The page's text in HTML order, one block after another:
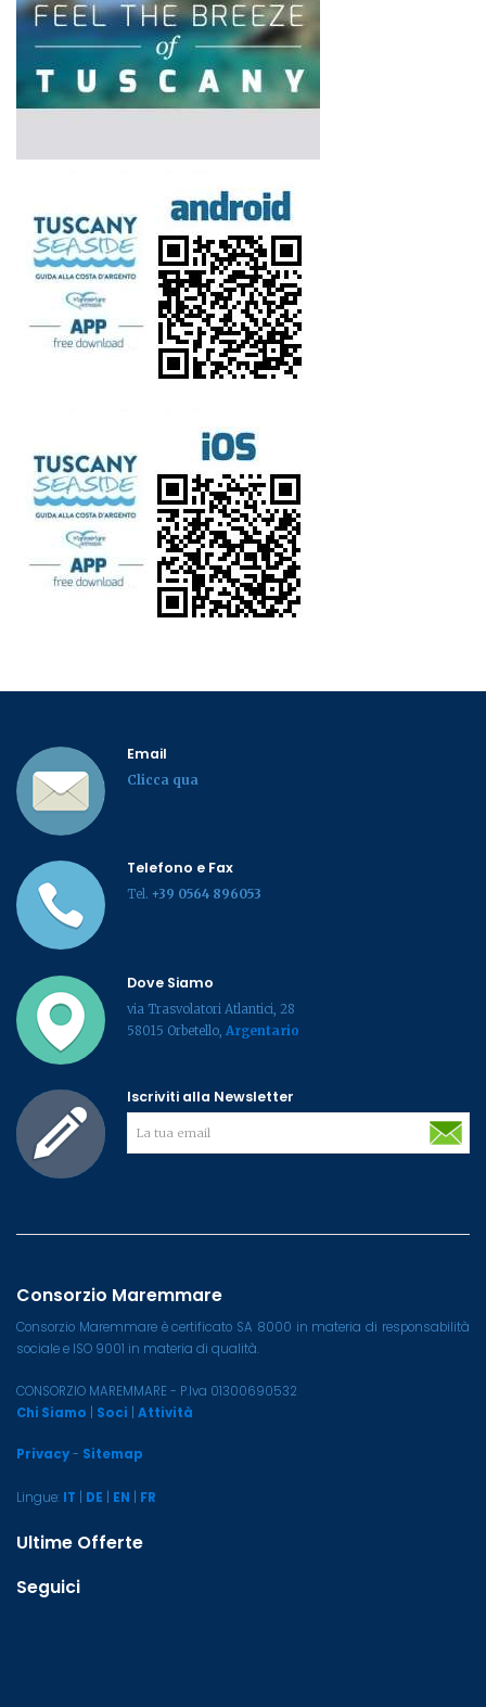
Email
Clicca qua
Telefono e Fax
Tel. +39 0564 896053
Dove Siamo
via Trasvolatori Atlantici, 28
58015 Orbetello, Argentario
Iscriviti alla Newsletter
Consorzio Maremmare
Consorzio Maremmare è certificato SA 8000 in materia di responsabilità
sociale e ISO 9001 in materia di qualità.
CONSORZIO MAREMMARE - P.Iva 01300690532
Chi Siamo | Soci | Attività
Privacy- Sitemap
Lingue: IT | DE | EN | FR
Ultime Offerte
Seguici